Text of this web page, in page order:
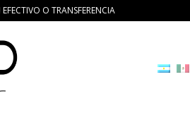
O TRANSFERENCIA